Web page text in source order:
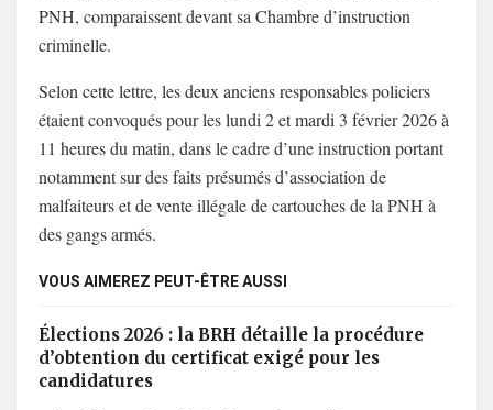
PNH, comparaissent devant sa Chambre d’instruction
criminelle.
Selon cette lettre, les deux anciens responsables policiers
étaient convoqués pour les lundi 2 et mardi 3 février 2026 à
11 heures du matin, dans le cadre d’une instruction portant
notamment sur des faits présumés d’association de
malfaiteurs et de vente illégale de cartouches de la PNH à
des gangs armés.
VOUS AIMEREZ PEUT-ÊTRE AUSSI
Élections 2026 : la BRH détaille la procédure
d’obtention du certificat exigé pour les
candidatures